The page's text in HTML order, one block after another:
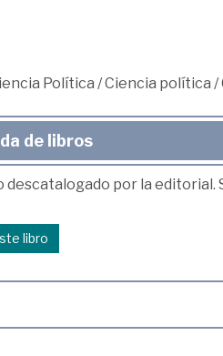
Política /Ciencia política /
de libros
descatalogado por la
libro